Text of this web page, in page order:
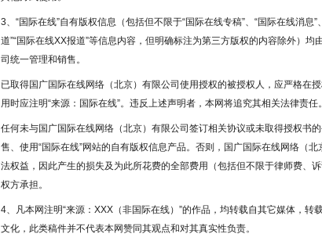
3、“国际在线”自有版权信息（包括但不限于“国际在线专稿”、“国际在线消息”
道”“国际在线XX报道”等信息内容，但明确标注为第三方版权的内容除外）
司统一管理和销售。
已取得国广国际在线网络（北京）有限公司使用授权的被授权人，应严格在
用时应注明“来源：国际在线”。违反上述声明者，本网将追究其相关法律责任。
任何未与国广国际在线网络（北京）有限公司签订相关协议或未取得授权书
售、使用“国际在线”网站的自有版权信息产品。否则，国广国际在线网络（
法权益，因此产生的损失及为此所花费的全部费用（包括但不限于律师费、
权方承担。
4、凡本网注明“来源：XXX（非国际在线）”的作品，均转载自其它媒体，转
文化，此类稿件并不代表本网赞同其观点和对其真实性负责。